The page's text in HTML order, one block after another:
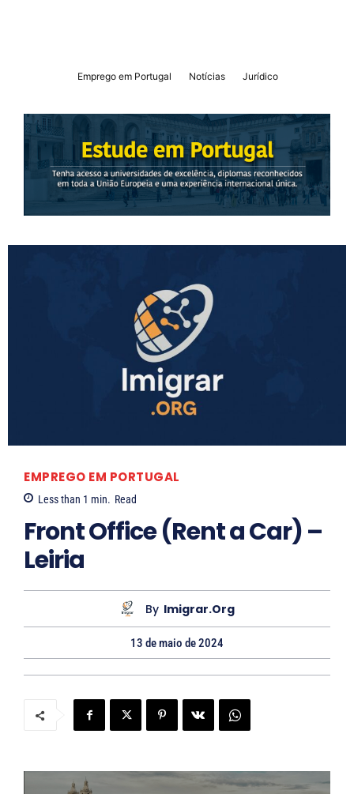
Emprego em Portugal Notícias Jurídico
EMPREGO EM PORTUGAL
Less than 1 min. Read
Front Office (Rent a Car) –
Leiria
By Imigrar.org
13 de maio de 2024